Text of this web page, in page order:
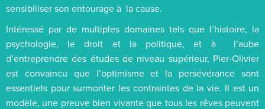
sensibiliser son entourage à la cause.
Intéressé par de multiples domaines tels que l’histoire, la
psychologie, le droit et la politique, et à l’aube
d’entreprendre des études de niveau supérieur, Pier-Olivier
est convaincu que l’optimisme et la persévérance sont
essentiels pour surmonter les contraintes de la vie. Il est un
modèle, une preuve bien vivante que tous les rêves peuvent